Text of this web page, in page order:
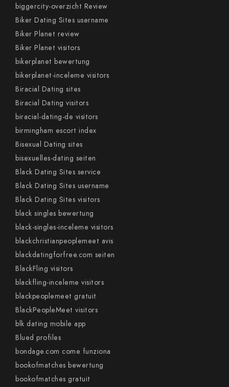
biggercity-overzicht Review
Biker Dating Sites username
Biker Planet review
Biker Planet visitors
bikerplanet bewertung
bikerplanet-inceleme visitors
Biracial Dating sites
Biracial Dating visitors
biracial-dating-de visitors
birmingham escort index
Bisexual Dating sites
bisexuelles-dating seiten
Black Dating Sites service
Black Dating Sites username
Black Dating Sites visitors
black singles bewertung
black-singles-inceleme visitors
blackchristianpeoplemeet avis
blackdatingforfree.com seiten
BlackFling visitors
blackfling-inceleme visitors
blackpeoplemeet gratuit
BlackPeopleMeet visitors
blk dating mobile app
Blued profiles
bondage.com come funziona
bookofmatches bewertung
bookofmatches gratuit